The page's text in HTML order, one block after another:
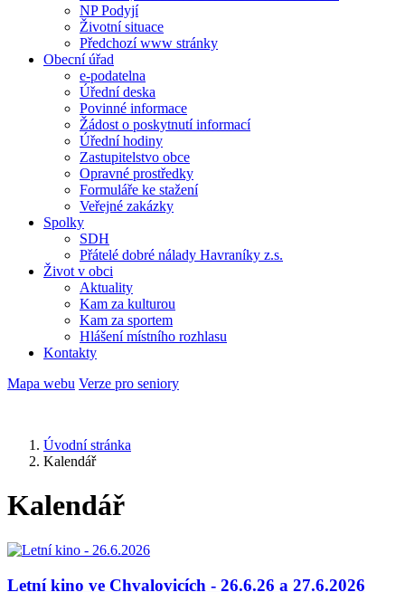
NP Podyjí
Životní situace
Předchozí www stránky
Obecní úřad
e-podatelna
Úřední deska
Povinné informace
Žádost o poskytnutí informací
Úřední hodiny
Zastupitelstvo obce
Opravné prostředky
Formuláře ke stažení
Veřejné zakázky
Spolky
SDH
Přátelé dobré nálady Havraníky z.s.
Život v obci
Aktuality
Kam za kulturou
Kam za sportem
Hlášení místního rozhlasu
Kontakty
Mapa webu Verze pro seniory
Úvodní stránka
Kalendář
Kalendář
Letní kino ve Chvalovicích - 26.6.26 a 27.6.2026